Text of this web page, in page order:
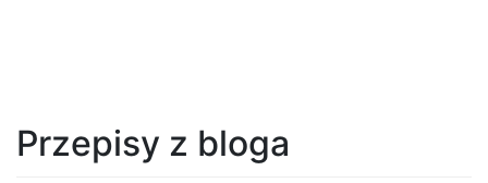
Przepisy z bloga